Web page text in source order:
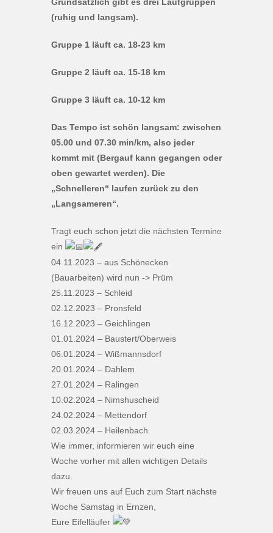
(ruhig und langsam).
Gruppe 1 läuft ca. 18-23 km
Gruppe 2 läuft ca. 15-18 km
Gruppe 3 läuft ca. 10-12 km
Das Tempo ist schön langsam: zwischen
05.00 und 07.30 min/km, also jeder
kommt mit (Bergauf kann gegangen oder
oben gewartet werden). Die
„Schnelleren“ laufen zurück zu den
„Langsameren“.
Tragt euch schon jetzt die nächsten Termine
ein
04.11.2023 – aus Schönecken
(Bauarbeiten) wird nun -> Prüm
25.11.2023 – Schleid
02.12.2023 – Pronsfeld
16.12.2023 – Geichlingen
01.01.2024 – Baustert/Oberweis
06.01.2024 – Wißmannsdorf
20.01.2024 – Dahlem
27.01.2024 – Ralingen
10.02.2024 – Nimshuscheid
24.02.2024 – Mettendorf
02.03.2024 – Heilenbach
Wie immer, informieren wir euch eine
Woche vorher mit allen wichtigen Details
dazu.
Wir freuen uns auf Euch zum Start nächste
Woche Samstag in Ernzen,
Eure Eifelläufer